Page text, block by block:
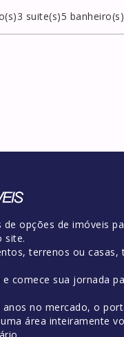
3 suite(s)5 banheiro(s)
de opções de imóveis
site.
terrenos ou casas,
comece sua jornada
anos no mercado, o
área inteiramente